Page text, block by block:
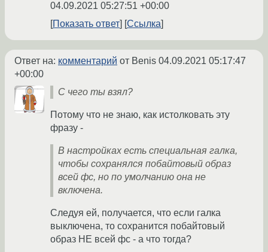
04.09.2021 05:27:51 +00:00
Показать ответ
Ссылка
Ответ на: комментарий от Benis 04.09.2021 05:17:47
+00:00
С чего ты взял?
Потому что не знаю, как истолковать эту
фразу -
В настройках есть специальная галка,
чтобы сохранялся побайтовый образ
всей фс, но по умолчанию она не
включена.
Следуя ей, получается, что если галка
выключена, то сохранится побайтовый
образ НЕ всей фс - а что тогда?